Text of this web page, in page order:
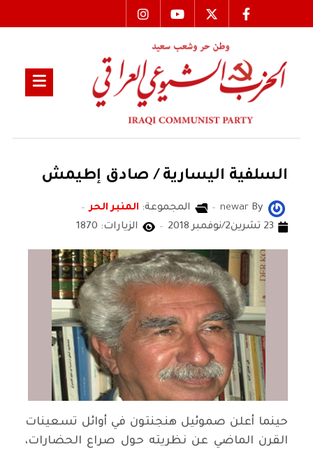
السلفية اليسارية / صادق إطيمش
By
newar المجموعة: المنبر الحر
23 تشرين2/نوفمبر 2018
الزيارات: 1870
حينما أعلن صموئيل هنجنتون في أوائل تسعينات
القرن الماضي عن نظريته حول صراع الحضارات،